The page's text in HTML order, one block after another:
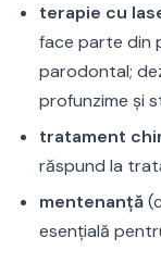
terapie cu
face parte din
parodontal;
profunzime și
tratament
răspund la
mentenanță
esențială